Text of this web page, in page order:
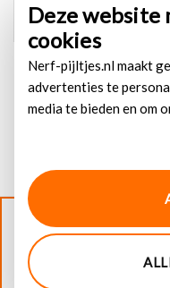
Deze website
cookies
Nerf-pijltjes.nl maakt
advertenties te
media te bieden en om
© 2026Nerf-pijltjes.nl. Alle